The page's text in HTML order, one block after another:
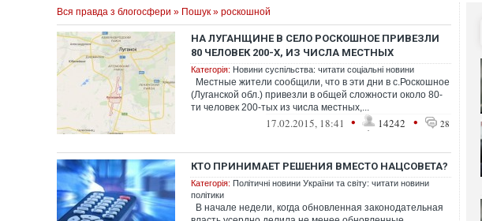
Вся правда з блогосфери » Пошук » роскошной
НА ЛУГАНЩИНЕ В СЕЛО РОСКОШНОЕ ПРИВЕЗЛИ
80 ЧЕЛОВЕК 200-Х, ИЗ ЧИСЛА МЕСТНЫХ
Категорія: Новини суспільства: читати соціальні новини
Местные жители сообщили, что в эти дни в с.Роскошное
(Луганской обл.) привезли в общей сложности около 80-
ти человек 200-тых из числа местных,...
17.02.2015, 18:41 • 14242 • 28
КТО ПРИНИМАЕТ РЕШЕНИЯ ВМЕСТО НАЦСОВЕТА?
Категорія: Політичні новини України та світу: читати новини
політики
В начале недели, когда обновленная законодательная